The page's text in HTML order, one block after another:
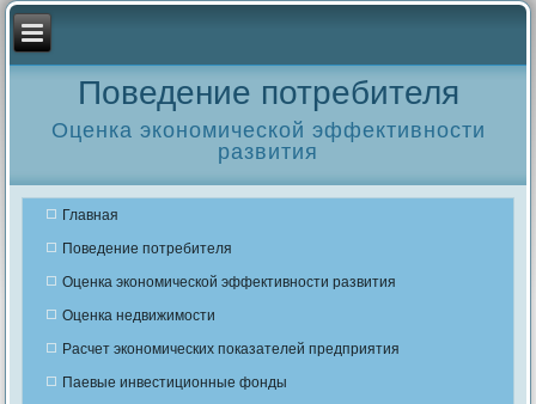
Поведение потребителя
Оценка экономической эффективности
развития
Главная
Поведение потребителя
Оценка экономической эффективности развития
Оценка недвижимости
Расчет экономических показателей предприятия
Паевые инвестиционные фонды